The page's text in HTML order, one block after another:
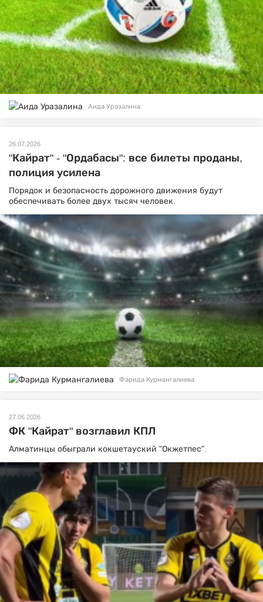
Аида Уразалина
26.07.2026
"Кайрат" - "Ордабасы": все билеты проданы,
полиция усилена
Порядок и безопасность дорожного движения будут
обеспечивать более двух тысяч человек.
Фарида Курмангалиева
27.06.2026
ФК "Кайрат" возглавил КПЛ
Алматинцы обыграли кокшетауский "Окжетпес".